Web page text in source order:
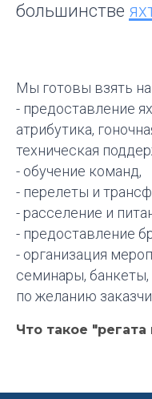
большинстве
Мы готовы взять
- предоставление
атрибутика,
техническая
- обучение команд,
- перелеты и
- расселение и
- предоставление
- организация
семинары,
по желанию
Что такое